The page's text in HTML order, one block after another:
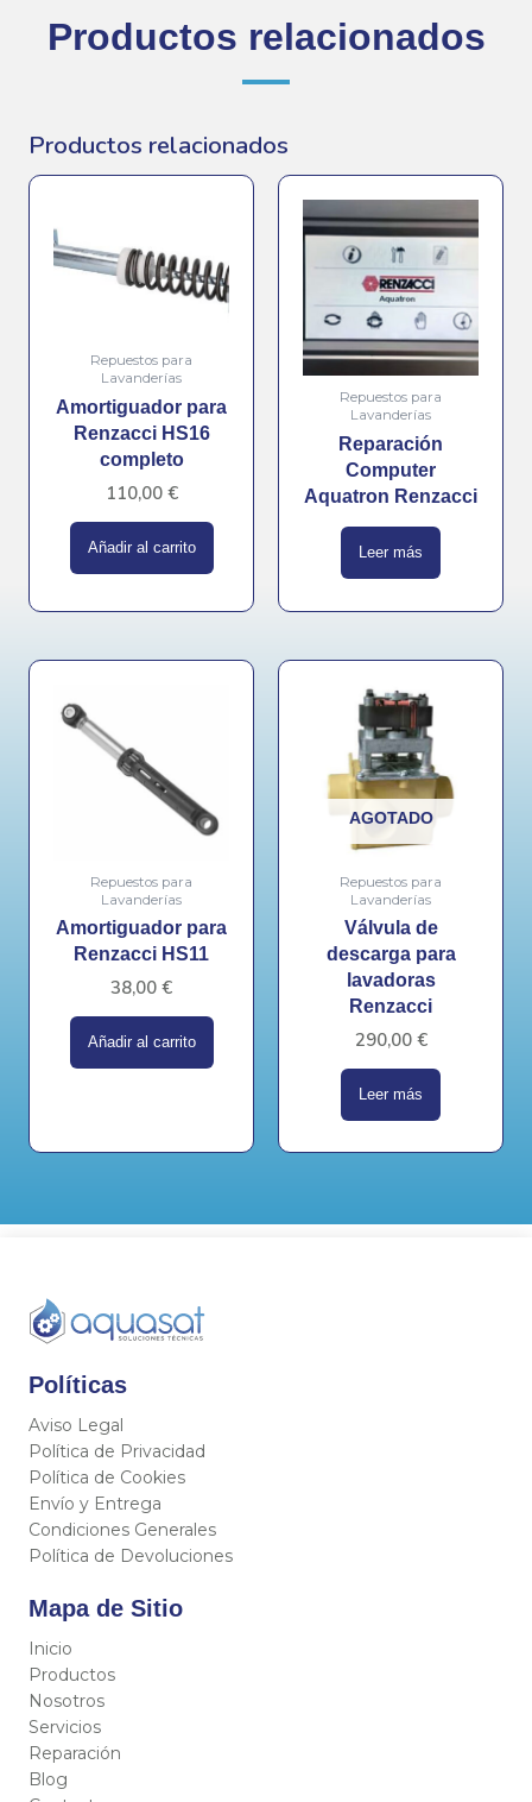
Productos relacionados
Productos relacionados
Repuestos para
Lavanderías
Amortiguador para
Renzacci HS16
completo
110,00 €
Añadir al carrito
Repuestos para
Lavanderías
Reparación
Computer
Aquatron Renzacci
Leer más
Repuestos para
Lavanderías
Amortiguador para
Renzacci HS11
38,00 €
Añadir al carrito
AGOTADO
Repuestos para
Lavanderías
Válvula de
descarga para
lavadoras
Renzacci
290,00 €
Leer más
Políticas
Aviso Legal
Política de Privacidad
Política de Cookies
Envío y Entrega
Condiciones Generales
Política de Devoluciones
Mapa de Sitio
Inicio
Productos
Nosotros
Servicios
Reparación
Blog